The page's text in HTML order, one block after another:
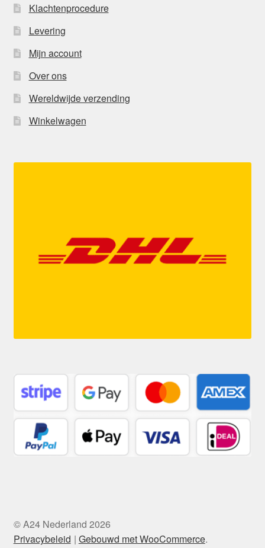
Klachtenprocedure
Levering
Mijn account
Over ons
Wereldwijde verzending
Winkelwagen
© A24 Nederland 2026
Privacybeleid
Gebouwd met WooCommerce.